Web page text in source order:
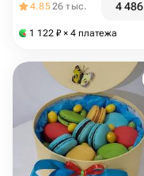
4.8526 тыс. 4 486
1 122 ₽ × 4 платежа